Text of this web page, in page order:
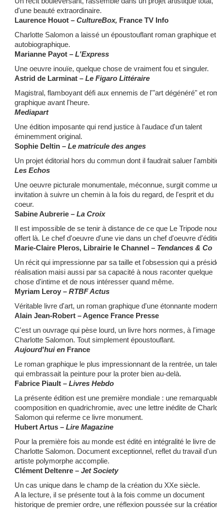
d'une beauté extraordinaire.
Laurence Houot – CultureBox, France TV Info
Charlotte Salomon a laissé un époustouflant roman graphique et
autobiographique.
Marianne Payot – L'Express
Une oeuvre inouïe, quelque chose de vraiment fou et singuler.
Astrid de Larminat – Le Figaro Littéraire
Magistral, flamboyant défi aux ennemis de l'"art dégénéré" et
graphique avant l'heure.
Mediapart
Une édition imposante qui rend justice à l'audace d'un talent
éminemment original.
Sophie Deltin – Le matricule des anges
Un projet éditorial hors du commun dont il faudrait saluer
Les Echos
Une oeuvre picturale monumentale, méconnue, surgit comme
invitation à suivre un chemin à la fois du regard, de l'esprit et du
coeur.
Sabine Aubrerie – La Croix
Il est impossible de se tenir à distance de ce que Le Tripode
offert là. Le chef d'oeuvre d'une vie dans un chef d'oeuvre
Marie-Claire Pleros, Librairie le Channel – Tendances & Co
Un récit qui impressionne par sa taille et l'obsession qui a
réalisation maisi aussi par sa capacité à nous raconter quelque
chose d'intime et de nous intéresser quand même.
Myriam Leroy – RTBF Actus
Véritable livre d'art, un roman graphique d'une étonnante
Alain Jean-Robert – Agence France Presse
C'est un ouvrage qui pèse lourd, un livre hors normes, à l'image
Charlotte Salomon. Tout simplement époustouflant.
Aujourd'hui en France
Le roman graphique le plus impressionnant de la rentrée, un
qui embrassait la peinture pour la proter bien au-delà.
Fabrice Piault – Livres Hebdo
La présente édition est une première mondiale : une
coomposition en quadrichromie, avec une lettre inédite de
Salomon qui referme ce livre monument.
Hubert Artus – Lire Magazine
Pour la première fois au monde est édité en intégralité le livre de
Charlotte Salomon. Document exceptionnel, reflet du travail
artiste polymorphe accomplie.
Clément Deltenre – Jet Society
Un cas unique dans le champ de la création du XXe siècle.
A la lecture, il se présente tout à la fois comme un document
historique de premier ordre, une réflexion poussée sur la